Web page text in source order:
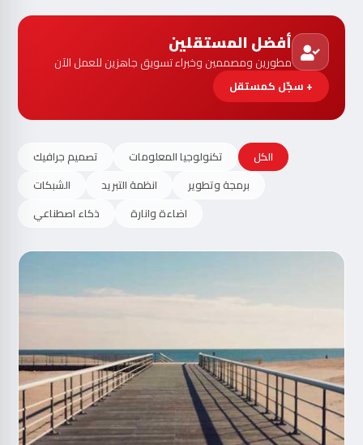
أفضل المستقلين
مطورين ومصممين وخبراء تسويق جاهزين للعمل الآن
+ سجّل كمستقل
الكل تكنولوجيا المعلومات
تصميم جرافيك
برمجة وتطوير
انظمة التبريد
الشبكات
اضاءة وانارة
ذكاء اصطناعي